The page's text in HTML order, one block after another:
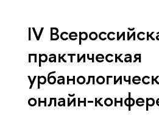
IV
практическая
онлайн-